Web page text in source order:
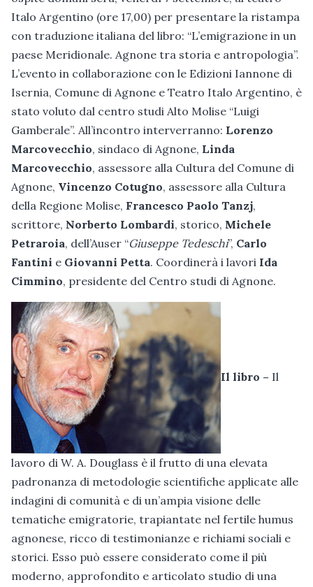
Italo Argentino (ore 17,00) per presentare la ristampa
con traduzione italiana del libro: “L’emigrazione in un
paese Meridionale. Agnone tra storia e antropologia”.
L’evento in collaborazione con le Edizioni Iannone di
Isernia, Comune di Agnone e Teatro Italo Argentino, è
stato voluto dal centro studi Alto Molise “Luigi
Gamberale”. All’incontro interverranno: Lorenzo
Marcovecchio, sindaco di Agnone, Linda
Marcovecchio, assessore alla Cultura del Comune di
Agnone, Vincenzo Cotugno, assessore alla Cultura
della Regione Molise, Francesco Paolo Tanzj,
scrittore, Norberto Lombardi, storico, Michele
Petraroia, dell’Auser “Giuseppe Tedeschi”, Carlo
Fantini e Giovanni Petta. Coordinerà i lavori Ida
Cimmino, presidente del Centro studi di Agnone.
Il libro – Il
lavoro di W. A. Douglass è il frutto di una elevata
padronanza di metodologie scientifiche applicate alle
indagini di comunità e di un’ampia visione delle
tematiche emigratorie, trapiantate nel fertile humus
agnonese, ricco di testimonianze e richiami sociali e
storici. Esso può essere considerato come il più
moderno, approfondito e articolato studio di una